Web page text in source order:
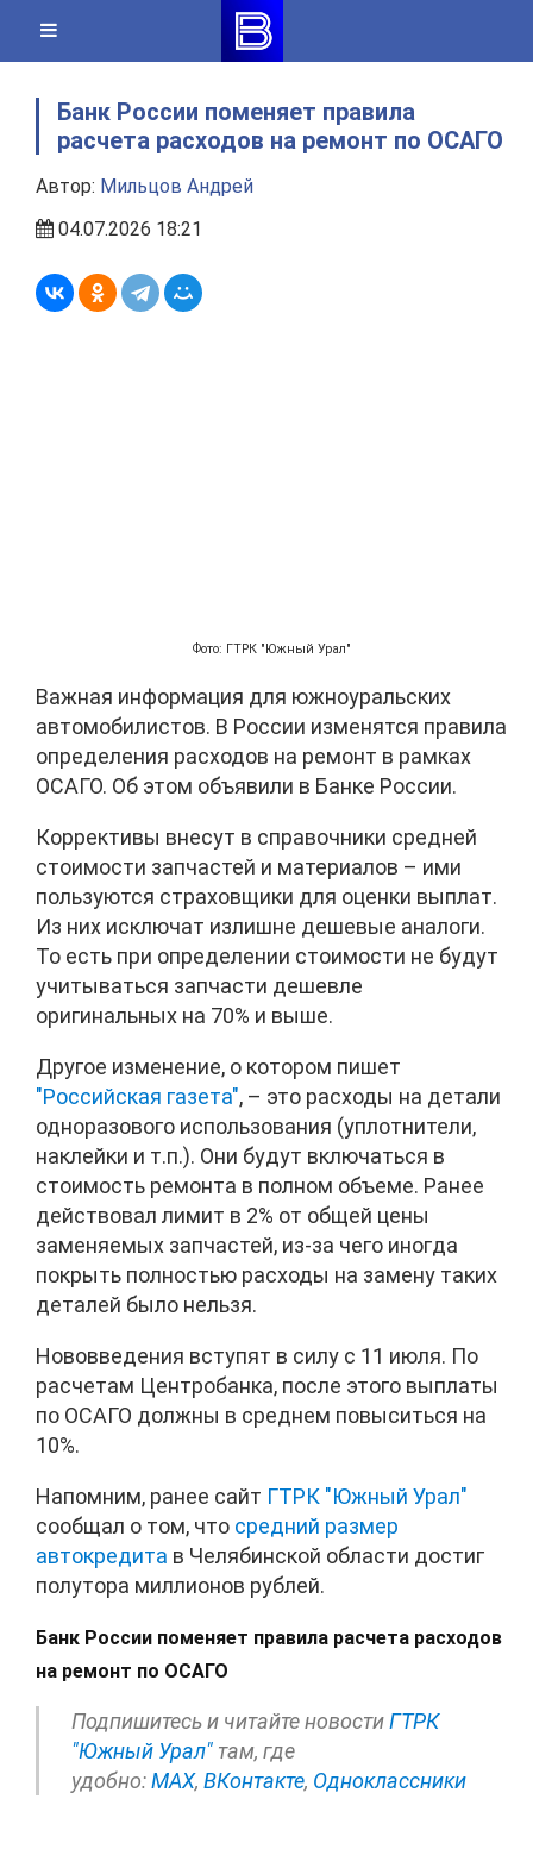
content
Банк России поменяет правила
расчета расходов на ремонт по ОСАГО
Автор: Мильцов Андрей
04.07.2026 18:21
Фото: ГТРК "Южный Урал"
Важная информация для южноуральских
автомобилистов. В России изменятся правила
определения расходов на ремонт в рамках
ОСАГО. Об этом объявили в Банке России.
Коррективы внесут в справочники средней
стоимости запчастей и материалов – ими
пользуются страховщики для оценки выплат.
Из них исключат излишне дешевые аналоги.
То есть при определении стоимости не будут
учитываться запчасти дешевле
оригинальных на 70% и выше.
Другое изменение, о котором пишет
"Российская газета", – это расходы на детали
одноразового использования (уплотнители,
наклейки и т.п.). Они будут включаться в
стоимость ремонта в полном объеме. Ранее
действовал лимит в 2% от общей цены
заменяемых запчастей, из-за чего иногда
покрыть полностью расходы на замену таких
деталей было нельзя.
Нововведения вступят в силу с 11 июля. По
расчетам Центробанка, после этого выплаты
по ОСАГО должны в среднем повыситься на
10%.
Напомним, ранее сайт ГТРК "Южный Урал"
сообщал о том, что средний размер
автокредита в Челябинской области достиг
полутора миллионов рублей.
Банк России поменяет правила расчета расходов
на ремонт по ОСАГО
Подпишитесь и читайте новостиГТРК
"Южный Урал" там, где
удобно:МАХ, ВКонтакте, Одноклассники